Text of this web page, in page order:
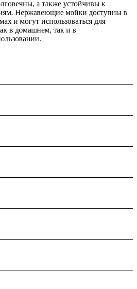
а также устойчивы к
Нержавеющие мойки доступны в
и могут использоваться для
в домашнем, так и в